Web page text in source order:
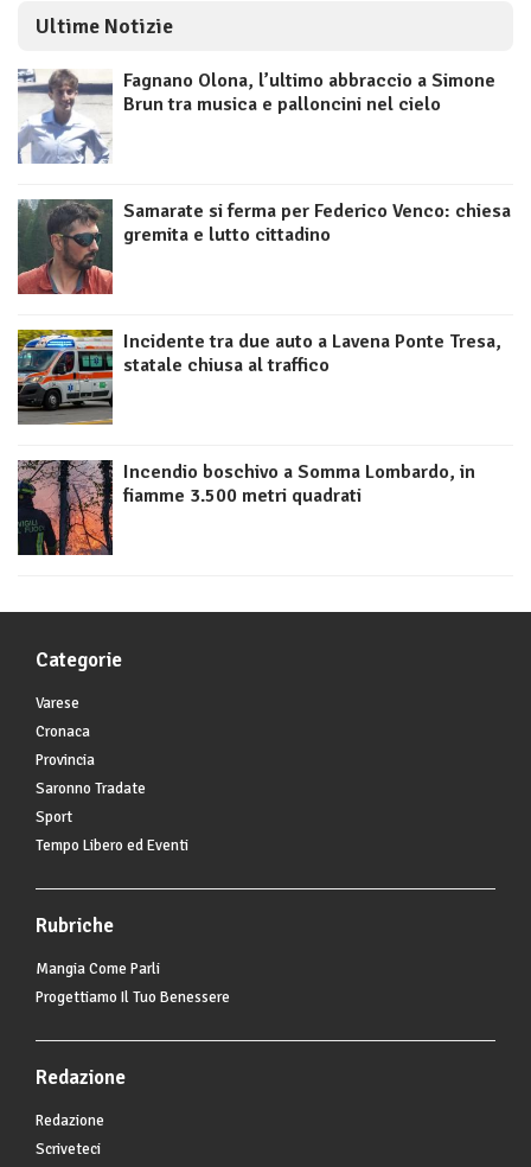
Ultime Notizie
Fagnano Olona, l’ultimo abbraccio a Simone
Brun tra musica e palloncini nel cielo
Samarate si ferma per Federico Venco: chiesa
gremita e lutto cittadino
Incidente tra due auto a Lavena Ponte Tresa,
statale chiusa al traffico
Incendio boschivo a Somma Lombardo, in
fiamme 3.500 metri quadrati
Categorie
Varese
Cronaca
Provincia
Saronno Tradate
Sport
Tempo Libero ed Eventi
Rubriche
Mangia Come Parli
Progettiamo Il Tuo Benessere
Redazione
Redazione
Scriveteci